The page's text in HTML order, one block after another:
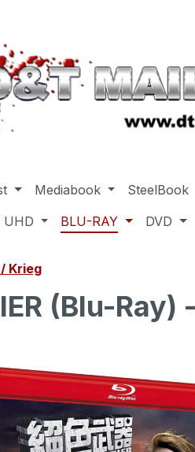
Mediabook SteelBook
UHD BLU-RAY DVD
Krieg
(Blu-Ray)